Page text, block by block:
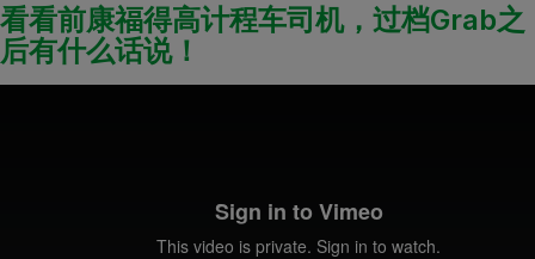
看看前康福得高计程车司机，过档Grab之
后有什么话说！